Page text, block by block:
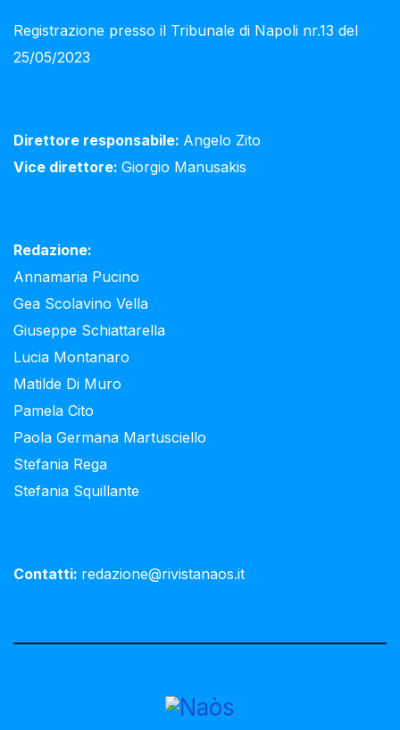
Registrazione presso il Tribunale di Napoli nr.13 del
25/05/2023
Direttore responsabile: Angelo Zito
Vice direttore: Giorgio Manusakis
Redazione:
Annamaria Pucino
Gea Scolavino Vella
Giuseppe Schiattarella
Lucia Montanaro
Matilde Di Muro
Pamela Cito
Paola Germana Martusciello
Stefania Rega
Stefania Squillante
Contatti: redazione@rivistanaos.it